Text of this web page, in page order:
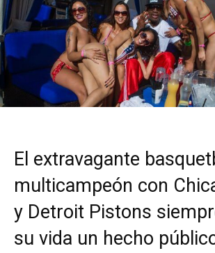
El extravagante
multicampeón con
y Detroit Pistons
su vida un hecho